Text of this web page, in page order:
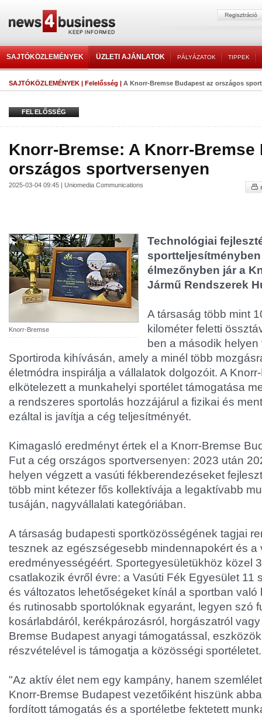
SAJTÓKÖZLEMÉNYEK ÜZLETI AJÁNLATOK PÁLYÁZATOK TIPPEK
SAJTÓKÖZLEMÉNYEK | Felelősség | A Knorr-Bremse Budapest az országos
FELELŐSSÉG
Knorr-Bremse: A Knorr-Bremse
országos sportversenyen
2025-03-04 09:45 | Uniomedia Communications
Knorr-Bremse
Technológiai
élmezőnyben jár a
Jármű Rendszerek
A társaság több mint
kilométer feletti
ben a második
Sportiroda kihívásán, amely a minél több
életmódra inspirálja a vállalatok dolgozóit. A
elkötelezett a munkahelyi sportélet támogatása
a rendszeres sportolás hozzájárul a fizikai és
ezáltal is javítja a cég teljesítményét.
Kimagasló eredményt értek el a Knorr-Bremse
Fut a cég országos sportversenyen: 2023 után
helyen végzett a vasúti fékberendezéseket
több mint kétezer fős kollektívája a legaktívabb
tusáján, nagyvállalati kategóriában.
A társaság budapesti sportközösségének tagjai
tesznek az egészségesebb mindennapokért és a
eredményességéért. Sportegyesületükhöz közel
csatlakozik évről évre: a Vasúti Fék Egyesület 11
és változatos lehetőségeket kínál a sportban
és rutinosabb sportolóknak egyaránt, legyen szó
kosárlabdáról, kerékpározásról, horgászatról
Bremse Budapest anyagi támogatással,
részvételével is támogatja a közösségi sportéletet.
"Az aktív élet nem egy kampány, hanem
Knorr-Bremse Budapest vezetőiként hiszünk
fordított támogatás és a sportéletbe fektetett